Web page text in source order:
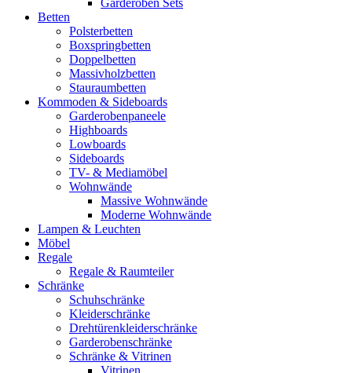
Garderoben Sets
Betten
Polsterbetten
Boxspringbetten
Doppelbetten
Massivholzbetten
Stauraumbetten
Kommoden & Sideboards
Garderobenpaneele
Highboards
Lowboards
Sideboards
TV- & Mediamöbel
Wohnwände
Massive Wohnwände
Moderne Wohnwände
Lampen & Leuchten
Möbel
Regale
Regale & Raumteiler
Schränke
Schuhschränke
Kleiderschränke
Drehtürenkleiderschränke
Garderobenschränke
Schränke & Vitrinen